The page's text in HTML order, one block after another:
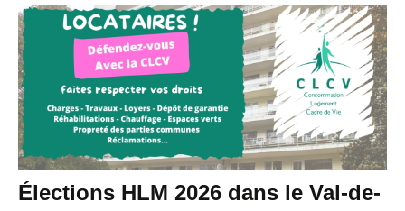
Élections HLM 2026 dans le Val-de-